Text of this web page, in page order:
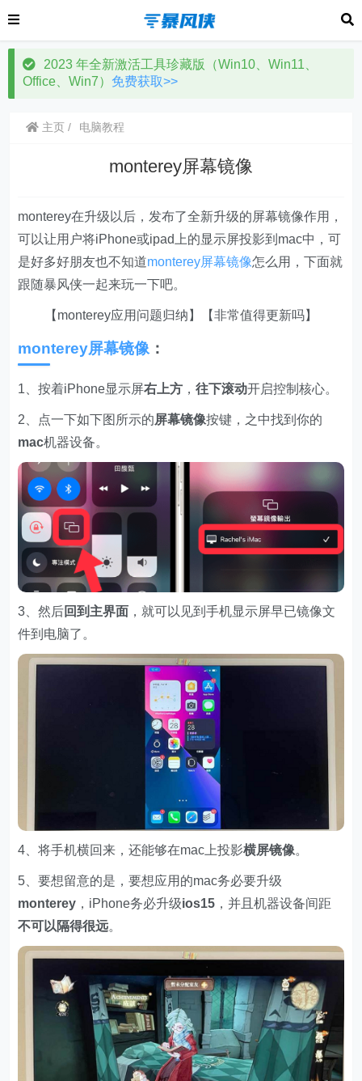
2023 年全新激活工具珍藏版（Win10、Win11、
Office、Win7） 免费获取>>
主页 电脑教程
monterey屏幕镜像
monterey在升级以后，发布了全新升级的屏幕镜像作用，
可以让用户将iPhone或ipad上的显示屏投影到mac中，可
是好多好朋友也不知道monterey屏幕镜像怎么用，下面就
跟随暴风侠一起来玩一下吧。
【monterey应用问题归纳】【非常值得更新吗】
monterey屏幕镜像 ：
1、按着iPhone显示屏右上方 ，往下滚动开启控制核心。
2、点一下如下图所示的屏幕镜像按键，之中找到你的
mac机器设备。
3、然后回到主界面 ，就可以见到手机显示屏早已镜像文
件到电脑了。
4、将手机横回来，还能够在mac上投影横屏镜像。
5、要想留意的是，要想应用的mac务必要升级
monterey ，iPhone务必升级ios15 ，并且机器设备间距
不可以隔得很远。